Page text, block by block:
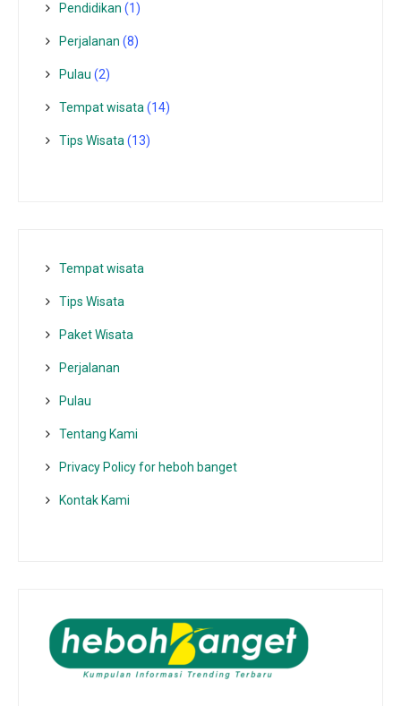
Pendidikan (1)
Perjalanan (8)
Pulau (2)
Tempat wisata‎(14)
Tips Wisata(13)
Tempat wisata‎
Tips Wisata
Paket Wisata
Perjalanan
Pulau
Tentang Kami
Privacy Policy for heboh banget
Kontak Kami